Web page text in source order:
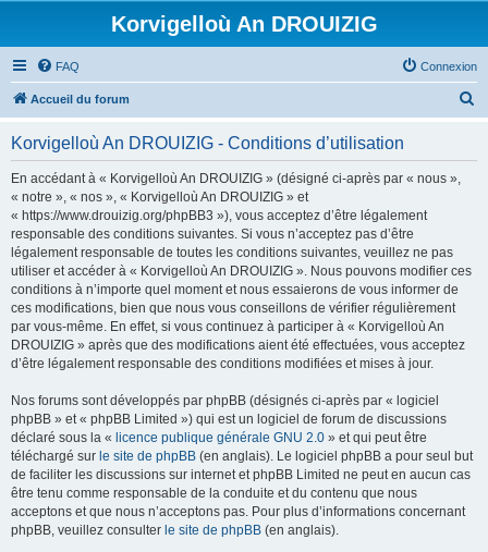
Korvigelloù An DROUIZIG
FAQ Connexion
Accueil du forum
Korvigelloù An DROUIZIG - Conditions d’utilisation
En accédant à « Korvigelloù An DROUIZIG » (désigné ci-après par « nous »,
« notre », « nos », « Korvigelloù An DROUIZIG » et
« https://www.drouizig.org/phpBB3 »), vous acceptez d’être légalement
responsable des conditions suivantes. Si vous n’acceptez pas d’être
légalement responsable de toutes les conditions suivantes, veuillez ne pas
utiliser et accéder à « Korvigelloù An DROUIZIG ». Nous pouvons modifier ces
conditions à n’importe quel moment et nous essaierons de vous informer de
ces modifications, bien que nous vous conseillons de vérifier régulièrement
par vous-même. En effet, si vous continuez à participer à « Korvigelloù An
DROUIZIG » après que des modifications aient été effectuées, vous acceptez
d’être légalement responsable des conditions modifiées et mises à jour.
Nos forums sont développés par phpBB (désignés ci-après par « logiciel
phpBB » et « phpBB Limited ») qui est un logiciel de forum de discussions
déclaré sous la « licence publique générale GNU 2.0 » et qui peut être
téléchargé sur le site de phpBB (en anglais). Le logiciel phpBB a pour seul but
de faciliter les discussions sur internet et phpBB Limited ne peut en aucun cas
être tenu comme responsable de la conduite et du contenu que nous
acceptons et que nous n’acceptons pas. Pour plus d’informations concernant
phpBB, veuillez consulter le site de phpBB (en anglais).